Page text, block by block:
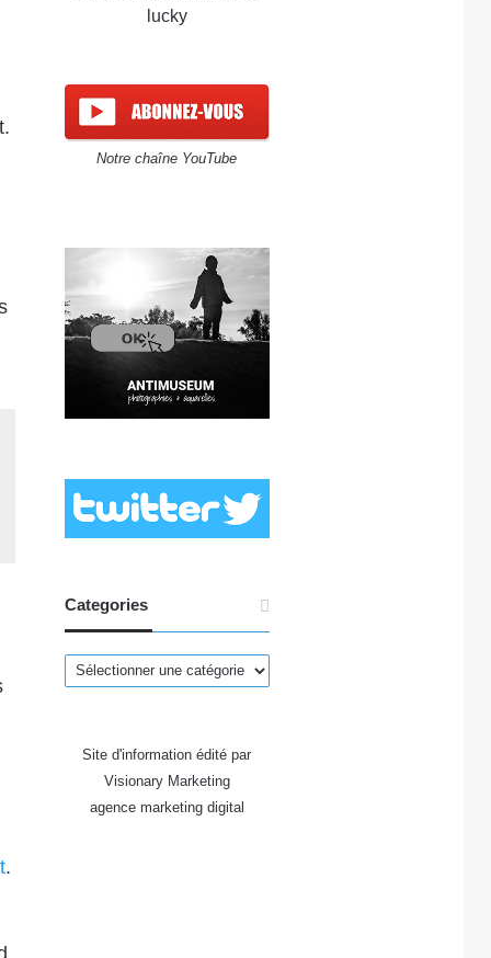
.
lucky
Notre chaîne YouTube
Categories
Categories
Site d'information édité par
Visionary Marketing
agence marketing digital